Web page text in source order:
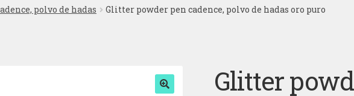
polvo de hadas Glitter powder pen cadence, polvo de hadas oro puro
Glitter